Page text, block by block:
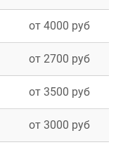
от 4000 руб
от 2700 руб
от 3500 руб
от 3000 руб